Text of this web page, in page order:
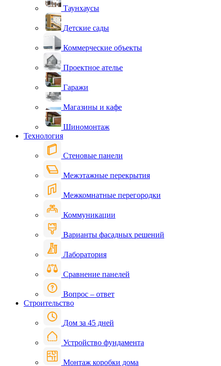
Таунхаусы
Детские сады
Коммерческие объекты
Проектное ателье
Гаражи
Магазины и кафе
Шиномонтаж
Технология
Стеновые панели
Межэтажные перекрытия
Межкомнатные перегородки
Коммуникации
Варианты фасадных решений
Лаборатория
Сравнение панелей
Вопрос – ответ
Строительство
Дом за 45 дней
Устройство фундамента
Монтаж коробки дома